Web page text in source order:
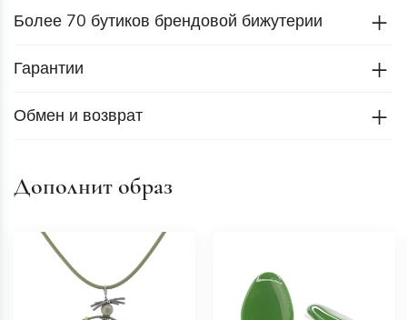
Более 70 бутиков брендовой бижутерии
Гарантии
Обмен и возврат
Дополнит образ